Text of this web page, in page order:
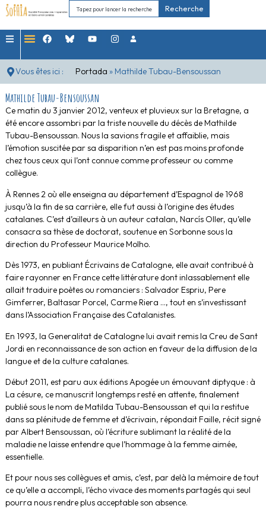
Recherche
Vous êtes ici : Portada » Mathilde Tubau-Bensoussan
Mathilde Tubau-Bensoussan
Ce matin du 3 janvier 2012, venteux et pluvieux sur la Bretagne, a
été encore assombri par la triste nouvelle du décès de Mathilde
Tubau-Bensoussan. Nous la savions fragile et affaiblie, mais
l’émotion suscitée par sa disparition n’en est pas moins profonde
chez tous ceux qui l’ont connue comme professeur ou comme
collègue.
À Rennes 2 où elle enseigna au département d’Espagnol de 1968
jusqu’à la fin de sa carrière, elle fut aussi à l’origine des études
catalanes. C’est d’ailleurs à un auteur catalan, Narcís Oller, qu’elle
consacra sa thèse de doctorat, soutenue en Sorbonne sous la
direction du Professeur Maurice Molho.
Dès 1973, en publiant Écrivains de Catalogne, elle avait contribué à
faire rayonner en France cette littérature dont inlassablement elle
allait traduire poètes ou romanciers : Salvador Espriu, Pere
Gimferrer, Baltasar Porcel, Carme Riera …, tout en s’investissant
dans l’Association Française des Catalanistes.
En 1993, la Generalitat de Catalogne lui avait remis la Creu de Sant
Jordi en reconnaissance de son action en faveur de la diffusion de la
langue et de la culture catalanes.
Début 2011, est paru aux éditions Apogée un émouvant diptyque : à
La césure, ce manuscrit longtemps resté en attente, finalement
publié sous le nom de Matilda Tubau-Bensoussan et qui la restitue
dans sa plénitude de femme et d’écrivain, répondait Faille, récit signé
par Albert Bensoussan, où l’écriture sublimant la réalité de la
maladie ne laisse entendre que l’hommage à la femme aimée,
essentielle.
Et pour nous ses collègues et amis, c’est, par delà la mémoire de tout
ce qu’elle a accompli, l’écho vivace des moments partagés qui seul
pourra nous rendre plus acceptable son absence.